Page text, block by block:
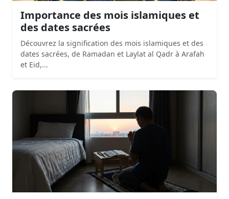
Importance des mois islamiques et
des dates sacrées
Découvrez la signification des mois islamiques et des
dates sacrées, de Ramadan et Laylat al Qadr à Arafah
et Eid,...